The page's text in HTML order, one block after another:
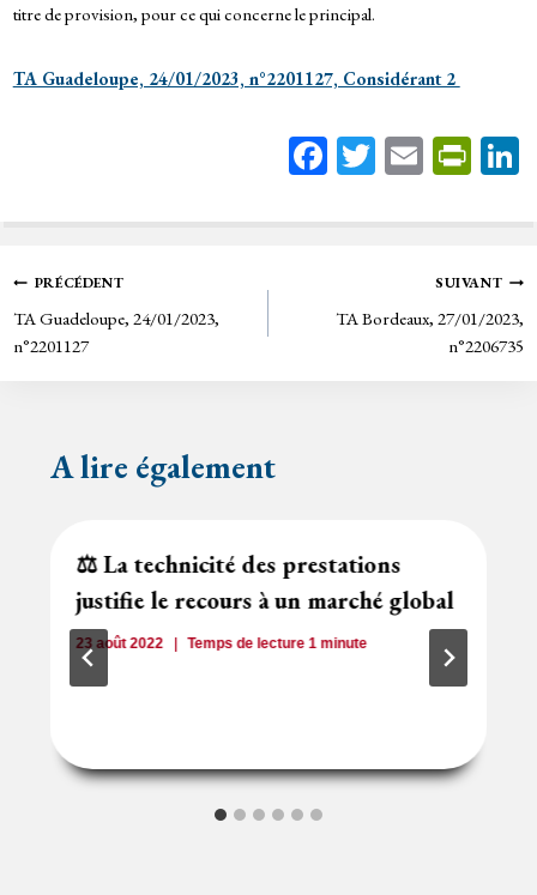
titre de provision, pour ce qui concerne le principal.
TA Guadeloupe, 24/01/2023, n°2201127, Considérant 2
Fa
bo
T
tt
E
ail
Pr
tF
rie
n
dl
Navigation
de
PRÉCÉDENT
TA Guadeloupe, 24/01/2023,
n°2201127
SUIVANT
TA Bordeaux, 27/01/2023,
n°2206735
A lire également
⚖️ La technicité des prestations
justifie le recours à un marché global
23 août 2022 Temps de lecture 1minute